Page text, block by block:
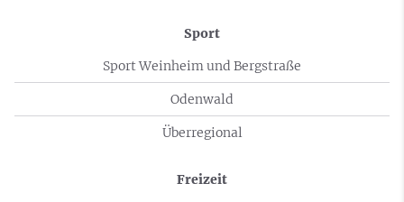
Sport
Sport Weinheim und Bergstraße
Odenwald
Überregional
Freizeit